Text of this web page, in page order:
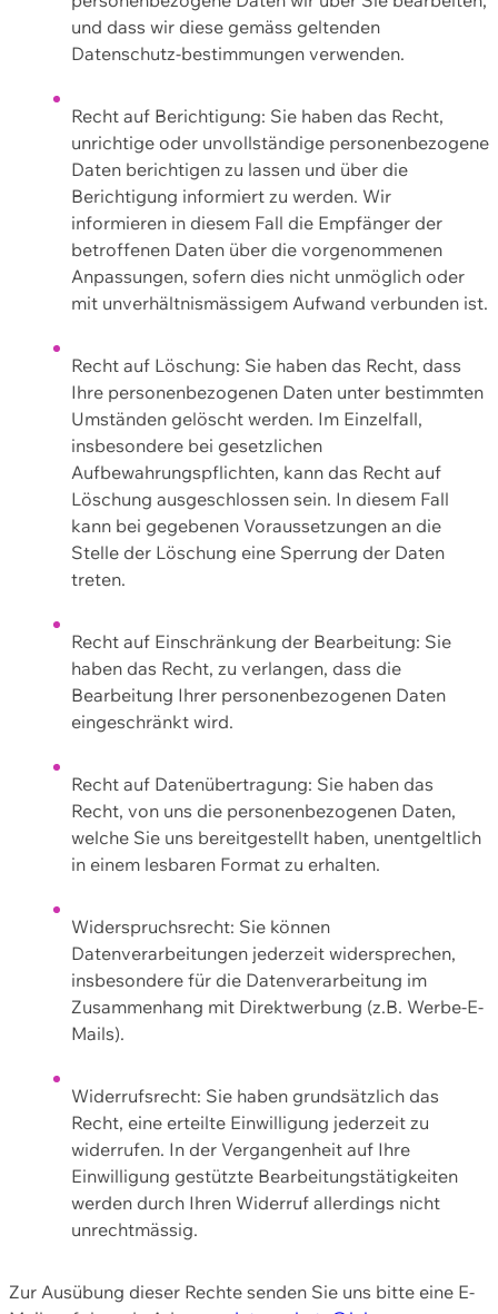
und dass wir diese gemäss geltenden
Datenschutz-bestimmungen verwenden.
Recht auf Berichtigung: Sie haben das Recht,
unrichtige oder unvollständige personenbezogene
Daten berichtigen zu lassen und über die
Berichtigung informiert zu werden. Wir
informieren in diesem Fall die Empfänger der
betroffenen Daten über die vorgenommenen
Anpassungen, sofern dies nicht unmöglich oder
mit unverhältnismässigem Aufwand verbunden ist.
Recht auf Löschung: Sie haben das Recht, dass
Ihre personenbezogenen Daten unter bestimmten
Umständen gelöscht werden. Im Einzelfall,
insbesondere bei gesetzlichen
Aufbewahrungspflichten, kann das Recht auf
Löschung ausgeschlossen sein. In diesem Fall
kann bei gegebenen Voraussetzungen an die
Stelle der Löschung eine Sperrung der Daten
treten.
Recht auf Einschränkung der Bearbeitung: Sie
haben das Recht, zu verlangen, dass die
Bearbeitung Ihrer personenbezogenen Daten
eingeschränkt wird.
Recht auf Datenübertragung: Sie haben das
Recht, von uns die personenbezogenen Daten,
welche Sie uns bereitgestellt haben, unentgeltlich
in einem lesbaren Format zu erhalten.
Widerspruchsrecht: Sie können
Datenverarbeitungen jederzeit widersprechen,
insbesondere für die Datenverarbeitung im
Zusammenhang mit Direktwerbung (z.B. Werbe-E-
Mails).
Widerrufsrecht: Sie haben grundsätzlich das
Recht, eine erteilte Einwilligung jederzeit zu
widerrufen. In der Vergangenheit auf Ihre
Einwilligung gestützte Bearbeitungstätigkeiten
werden durch Ihren Widerruf allerdings nicht
unrechtmässig.
Zur Ausübung dieser Rechte senden Sie uns bitte eine E-